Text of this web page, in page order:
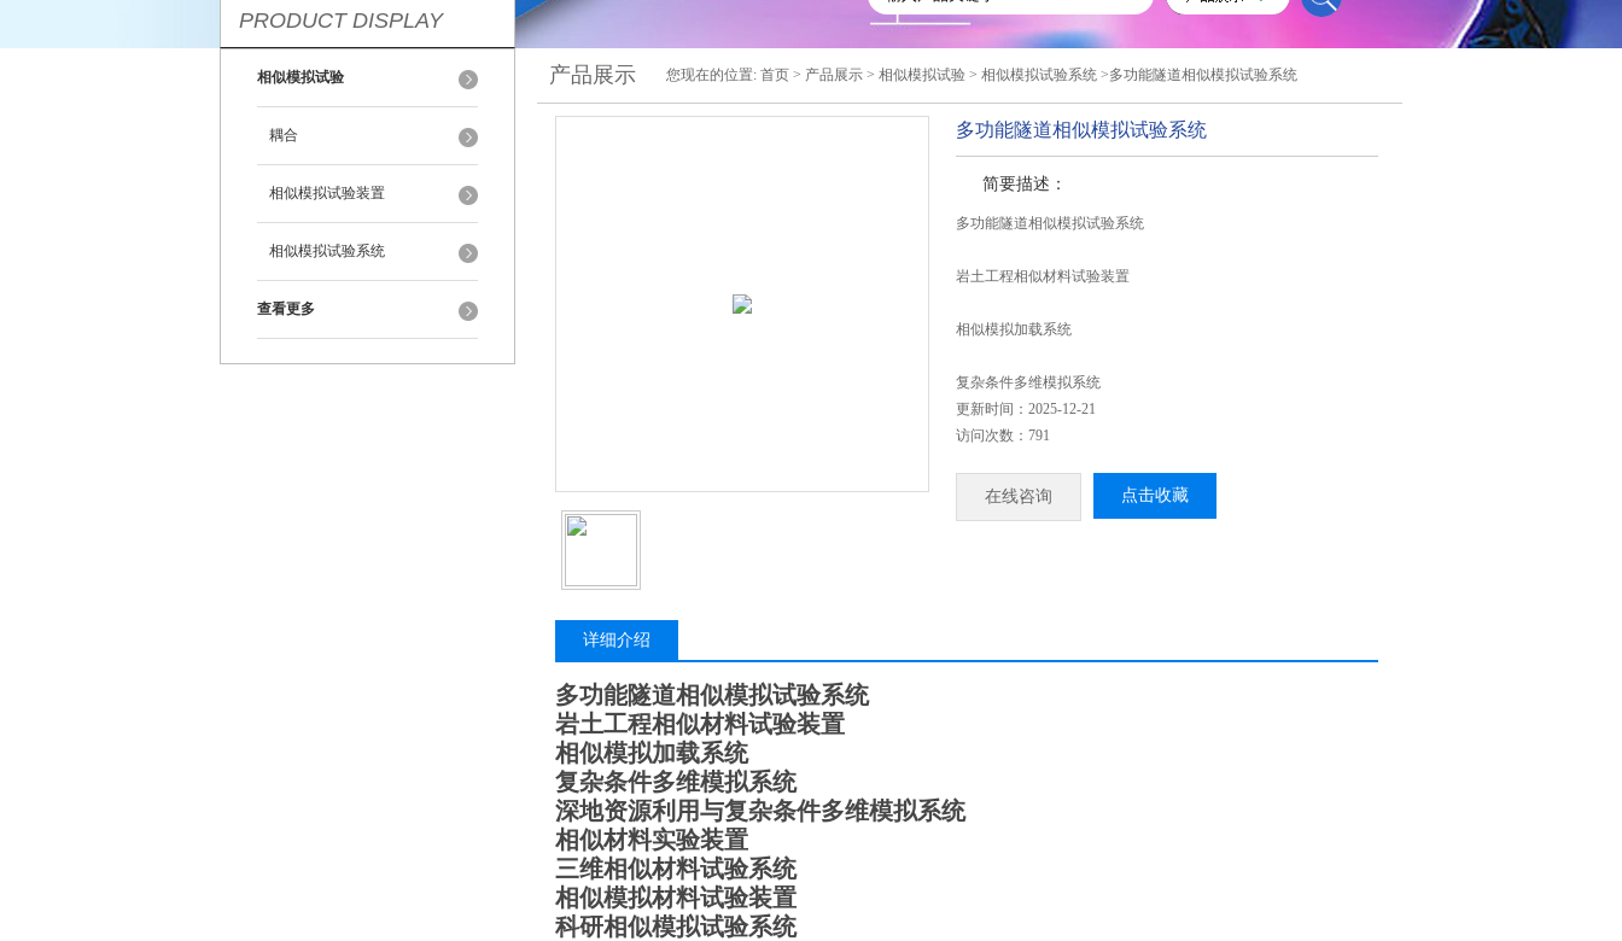
PRODUCT DISPLAY
相似模拟试验
耦合
相似模拟试验装置
相似模拟试验系统
查看更多
产品展示 您现在的位置: 首页 > 产品展示 > 相似模拟试验 > 相似模拟试验系统 >多功能隧道相似模拟试验系统
多功能隧道相似模拟试验系统
简要描述：
多功能隧道相似模拟试验系统
岩土工程相似材料试验装置
相似模拟加载系统
复杂条件多维模拟系统
更新时间：2025-12-21
访问次数：791
在线咨询 点击收藏
详细介绍
多功能隧道相似模拟试验系统
岩土工程相似材料试验装置
相似模拟加载系统
复杂条件多维模拟系统
深地资源利用与复杂条件多维模拟系统
相似材料实验装置
三维相似材料试验系统
相似模拟材料试验装置
科研相似模拟试验系统